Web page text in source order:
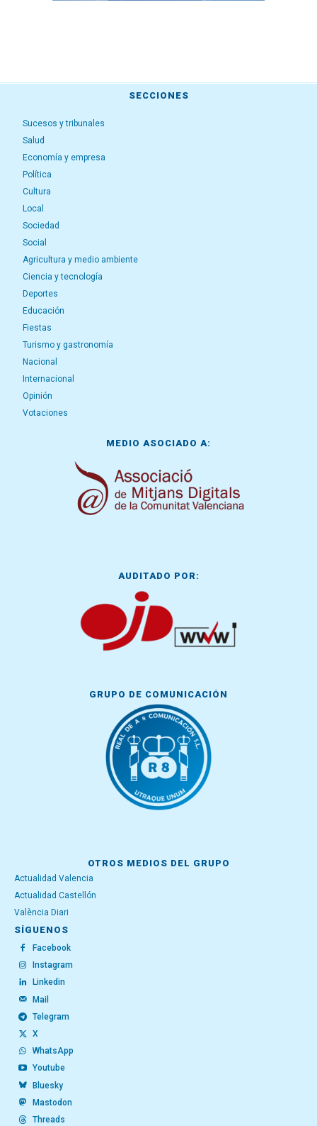
SECCIONES
Sucesos y tribunales
Salud
Economía y empresa
Política
Cultura
Local
Sociedad
Social
Agricultura y medio ambiente
Ciencia y tecnología
Deportes
Educación
Fiestas
Turismo y gastronomía
Nacional
Internacional
Opinión
Votaciones
MEDIO ASOCIADO A:
AUDITADO POR:
GRUPO DE COMUNICACIÓN
OTROS MEDIOS DEL GRUPO
Actualidad Valencia
Actualidad Castellón
València Diari
SÍGUENOS
Facebook
Instagram
Linkedin
Mail
Telegram
X
WhatsApp
Youtube
Bluesky
Mastodon
Threads